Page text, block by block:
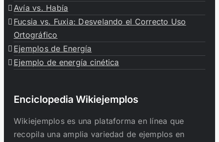
Avía vs. Había
Fucsia vs. Fuxia: Desvelando el Correcto Uso
Ortográfico
Ejemplos de Energía
Ejemplo de energía cinética
Enciclopedia Wikiejemplos
Wikiejemplos es una plataforma en línea que
recopila una amplia variedad de ejemplos en